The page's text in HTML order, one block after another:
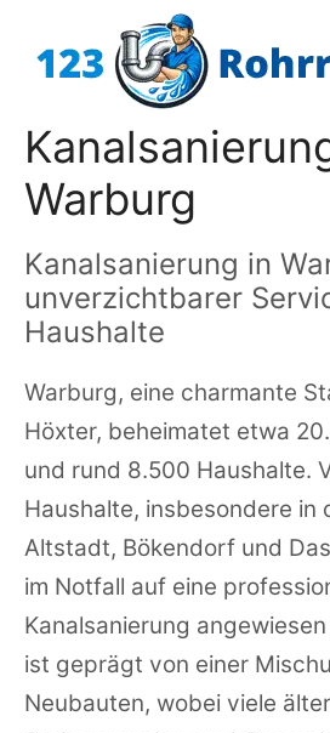
Inhalt
Warburg
Kanalsanierung in
unverzichtbarer
Haushalte
Warburg, eine charmante
Höxter, beheimatet etwa
und rund 8.500 Haushalte.
Haushalte, insbesondere in
Altstadt, Bökendorf und
im Notfall auf eine
Kanalsanierung
ist geprägt von einer
Neubauten, wobei viele